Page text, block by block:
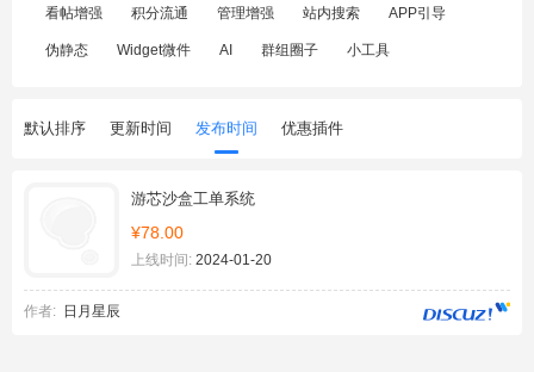
看帖增强 积分流通 管理增强 站内搜索 APP引导
伪静态 Widget微件 AI 群组圈子 小工具
默认排序 更新时间 发布时间 优惠插件
游芯沙盒工单系统
¥78.00
上线时间: 2024-01-20
作者: 日月星辰